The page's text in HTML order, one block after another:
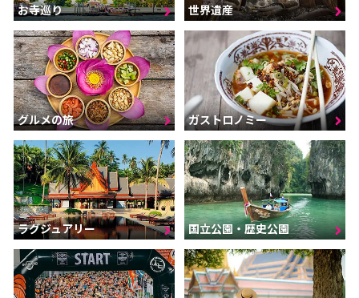
お寺巡り 世界遺産
グルメの旅 ガストロノミー
ラグジュアリー 国立公園・歴史公園